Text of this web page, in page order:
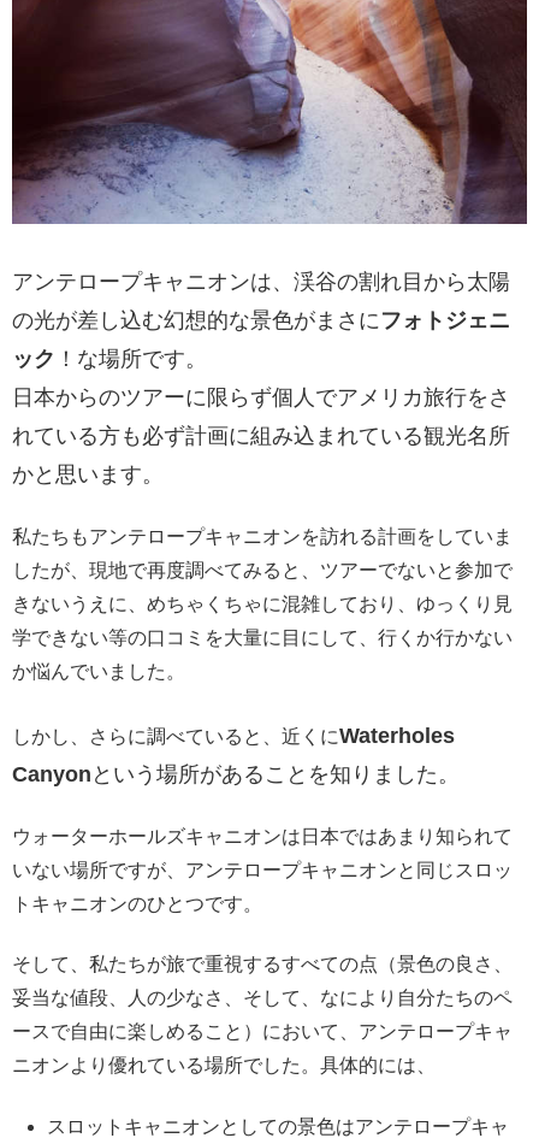
アンテロープキャニオンは、渓谷の割れ目から太陽
の光が差し込む幻想的な景色がまさに フォトジェニ
ック ！な場所です。
日本からのツアーに限らず個人でアメリカ旅行をさ
れている方も必ず計画に組み込まれている観光名所
かと思います。
私たちもアンテロープキャニオンを訪れる計画をしていま
したが、現地で再度調べてみると、ツアーでないと参加で
きないうえに、めちゃくちゃに混雑しており、ゆっくり見
学できない等の口コミを大量に目にして、行くか行かない
か悩んでいました。
しかし、さらに調べていると、近くにWaterholes
Canyon という場所があることを知りました。
ウォーターホールズキャニオンは日本ではあまり知られて
いない場所ですが、アンテロープキャニオンと同じスロッ
トキャニオンのひとつです。
そして、私たちが旅で重視するすべての点（景色の良さ、
妥当な値段、人の少なさ、そして、なにより自分たちのペ
ースで自由に楽しめること）において、アンテロープキャ
ニオンより優れている場所でした。具体的には、
スロットキャニオンとしての景色はアンテロープキャ